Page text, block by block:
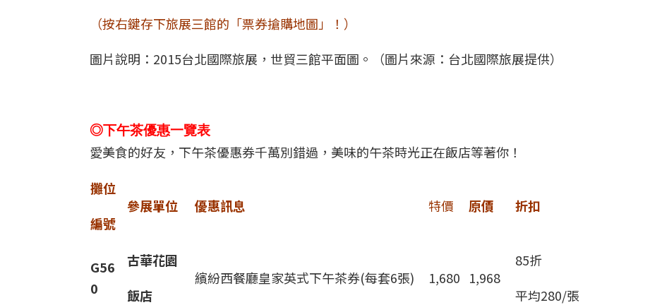
（按右鍵存下旅展三館的「票券搶購地圖」！）
圖片說明：2015台北國際旅展，世貿三館平面圖。（圖片來源：台北國際旅展提供）
◎下午茶優惠一覽表
愛美食的好友，下午茶優惠券千萬別錯過，美味的午茶時光正在飯店等著你！
攤位
編號
參展單位 優惠訊息 特價 原價 折扣
G56
0
古華花園
飯店
繽紛西餐廳皇家英式下午茶券(每套6張) 1,680 1,968
85折
平均280/張